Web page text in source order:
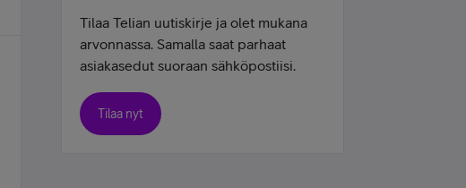
Tilaa Telian uutiskirje ja olet mukana
arvonnassa. Samalla saat parhaat
asiakasedut suoraan sähköpostiisi.
Tilaa nyt